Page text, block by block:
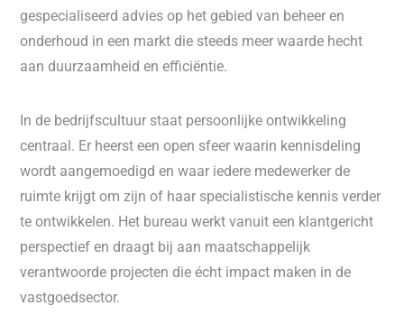
gespecialiseerd advies op het gebied van beheer en
onderhoud in een markt die steeds meer waarde hecht
aan duurzaamheid en efficiëntie.
In de bedrijfscultuur staat persoonlijke ontwikkeling
centraal. Er heerst een open sfeer waarin kennisdeling
wordt aangemoedigd en waar iedere medewerker de
ruimte krijgt om zijn of haar specialistische kennis verder
te ontwikkelen. Het bureau werkt vanuit een klantgericht
perspectief en draagt bij aan maatschappelijk
verantwoorde projecten die écht impact maken in de
vastgoedsector.